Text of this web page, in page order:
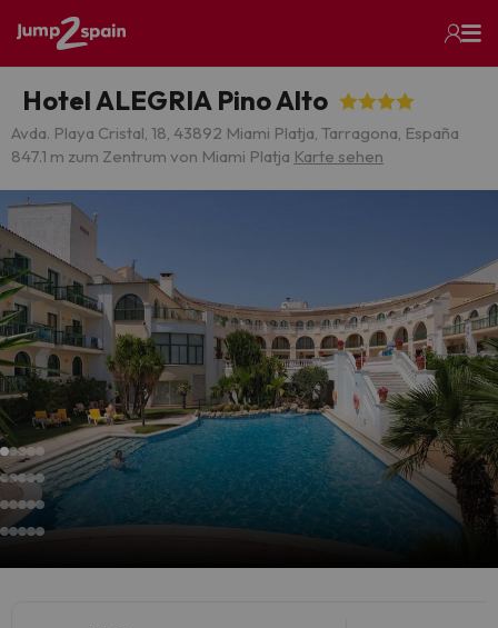
Hotel ALEGRIA Pino Alto
Avda. Playa Cristal, 18, 43892 Miami Platja, Tarragona, España
847.1 m zum Zentrum von Miami Platja Karte sehen